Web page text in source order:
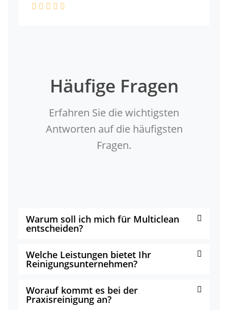
Häufige Fragen
Erfahren Sie die wichtigsten
Antworten auf die häufigsten
Fragen.
Warum soll ich mich für Multiclean
entscheiden?
Welche Leistungen bietet Ihr
Reinigungsunternehmen?
Worauf kommt es bei der
Praxisreinigung an?